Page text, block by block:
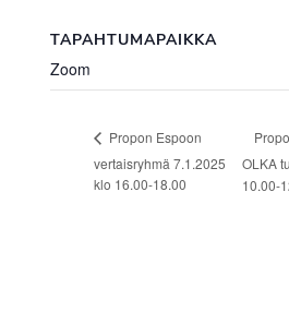
TAPAHTUMAPAIKKA
Zoom
Propon Espoon
vertaisryhmä 7.1.2025
klo 16.00-18.00
OLKA
10.00-